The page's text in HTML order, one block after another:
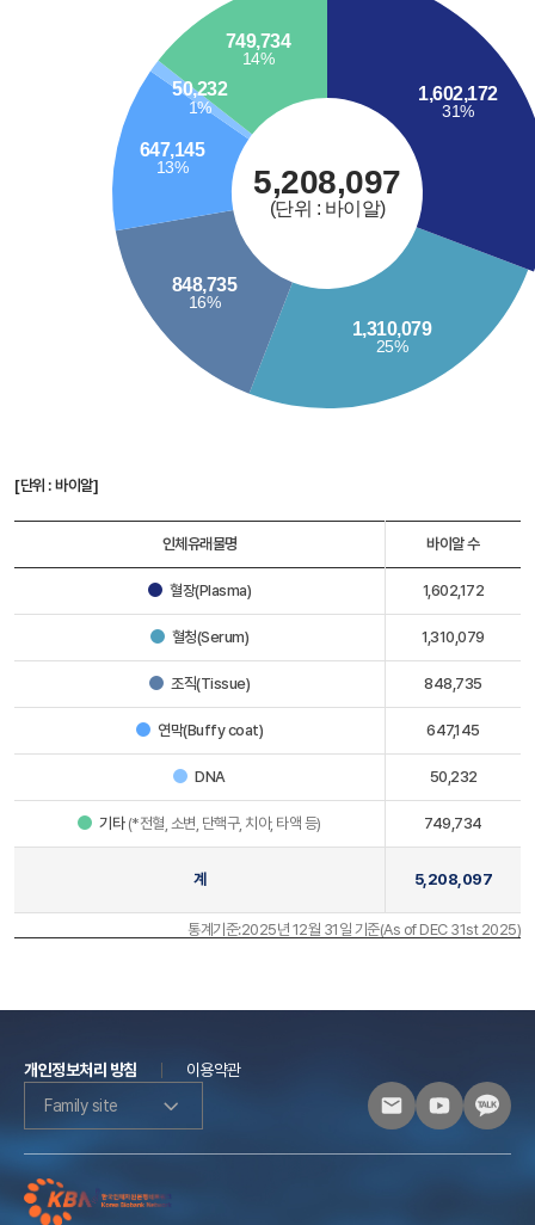
[단위 : 바이알]
인체유래물명 바이알 수
혈장(Plasma) 1,602,172
혈청(Serum) 1,310,079
조직(Tissue) 848,735
연막(Buffy coat) 647,145
DNA 50,232
기타 (*전혈, 소변, 단핵구, 치아, 타액 등) 749,734
계 5,208,097
통계기준:2025년 12월 31일 기준(As of DEC 31st 2025)
개인정보처리 방침
이용약관
Family site